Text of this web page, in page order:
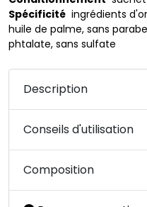
Spécificité ingrédients
huile de palme, sans
phtalate, sans sulfate
Description
Conseils d'utilisation
Composition